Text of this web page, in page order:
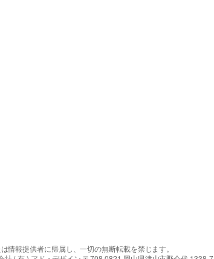
情報提供者に帰属し、一切の無断転載を禁じます。